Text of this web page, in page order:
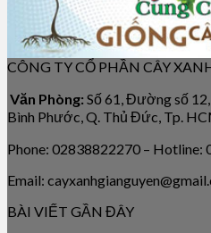
CÔNG TY CỔ PHẦN CÂY
Văn Phòng: Số 61, Đường số
Bình Phước, Q. Thủ Đức, Tp.
Phone: 02838822270 – Hotline:
Email:
BÀI VIẾT GẦN ĐÂY